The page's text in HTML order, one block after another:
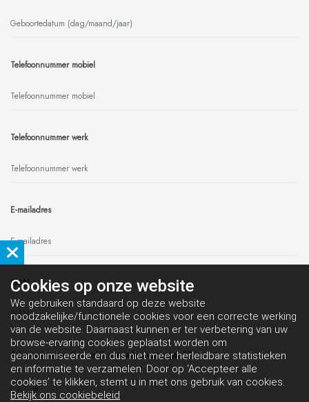
Telefoonnummer mobiel
Telefoonnummer werk
E-mailadres
IBAN
Adres verzorger 2 is gelijk aan adres verzorger 1?
Ja
Cookies op onze website
We gebruiken standaard op deze website
noodzakelijke/functionele cookies voor een correcte werking
van de website. Daarnaast kunnen er ter verbetering van uw
browse-ervaring cookies geplaatst worden om
geanonimiseerde en dus niet meer herleidbare statistieken
en informatie te verzamelen. Door op ‘Accepteer alle
cookies’ te klikken, stemt u in met ons gebruik van cookies.
Bekijk ons cookiebeleid